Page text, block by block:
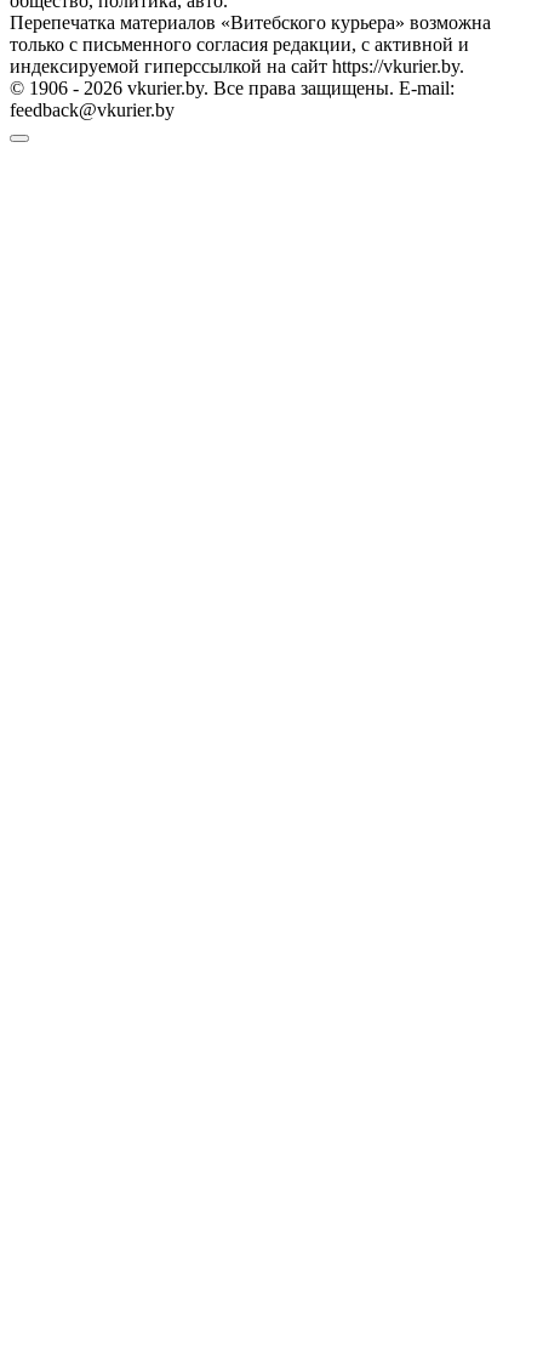
Перепечатка материалов «Витебского курьера» возможна
только с письменного согласия редакции, с активной и
индексируемой гиперссылкой на сайт https://vkurier.by.
© 1906 - 2026 vkurier.by. Все права защищены. E-mail:
feedback@vkurier.by